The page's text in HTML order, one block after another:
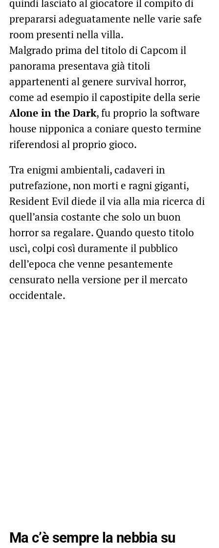
quindi lasciato al giocatore il compito di
prepararsi adeguatamente nelle varie safe
room presenti nella villa.
Malgrado prima del titolo di Capcom il
panorama presentava già titoli
appartenenti al genere survival horror,
come ad esempio il capostipite della serie
Alone in the Dark, fu proprio la software
house nipponica a coniare questo termine
riferendosi al proprio gioco.
Tra enigmi ambientali, cadaveri in
putrefazione, non morti e ragni giganti,
Resident Evil diede il via alla mia ricerca di
quell’ansia costante che solo un buon
horror sa regalare. Quando questo titolo
uscì, colpi così duramente il pubblico
dell’epoca che venne pesantemente
censurato nella versione per il mercato
occidentale.
Ma c’è sempre la nebbia su